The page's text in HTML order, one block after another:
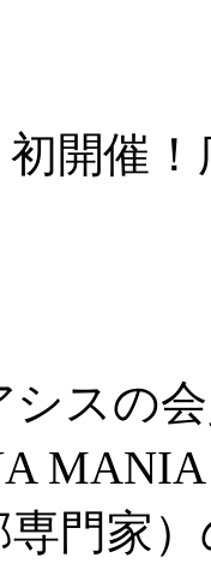
初開催
シスの
門家